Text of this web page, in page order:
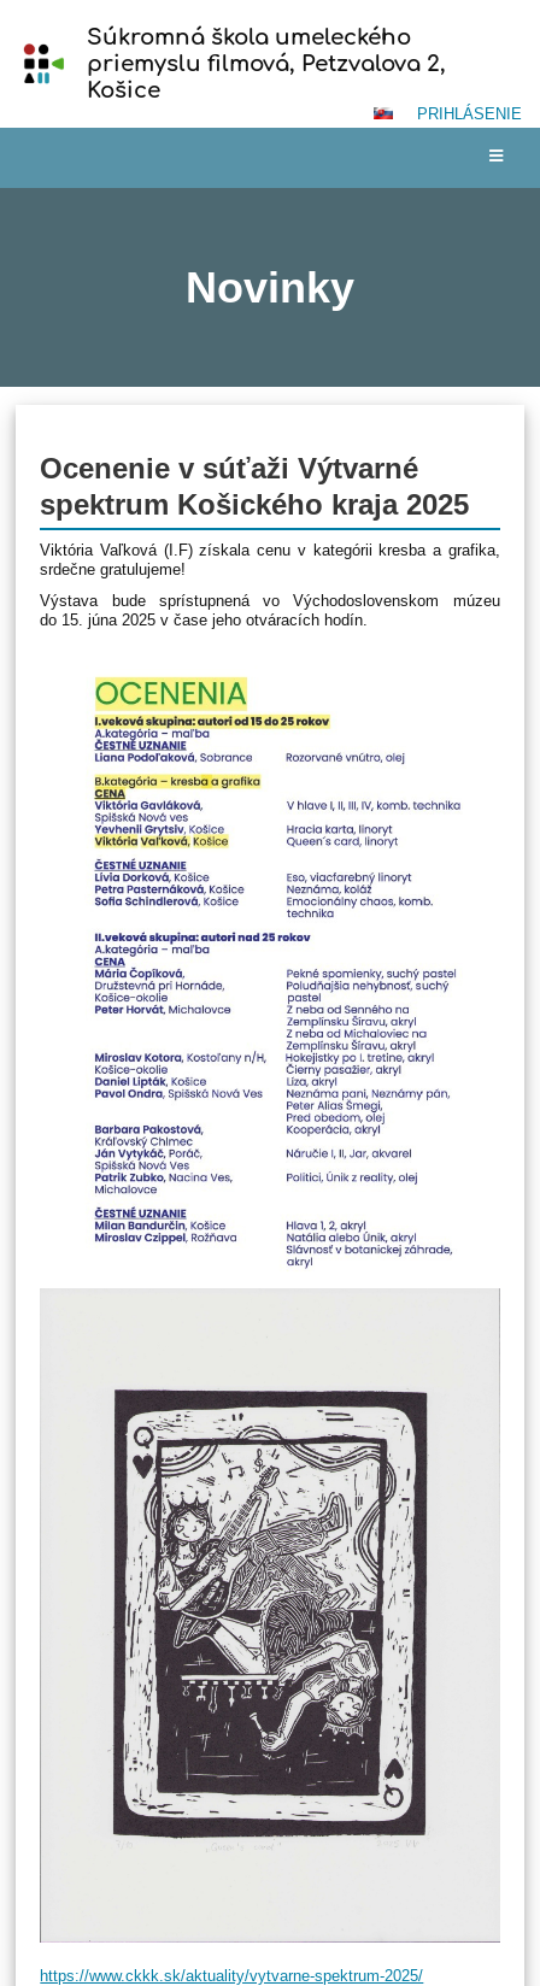
Súkromná škola umeleckého
priemyslu filmová, Petzvalova 2,
Košice
PRIHLÁSENIE
Novinky
Ocenenie v súťaži Výtvarné
spektrum Košického kraja 2025
Viktória Vaľková (I.F) získala cenu v kategórii kresba a grafika,
srdečne gratulujeme!
Výstava bude sprístupnená vo Východoslovenskom múzeu
do 15. júna 2025 v čase jeho otváracích hodín.
https://www.ckkk.sk/aktuality/vytvarne-spektrum-2025/